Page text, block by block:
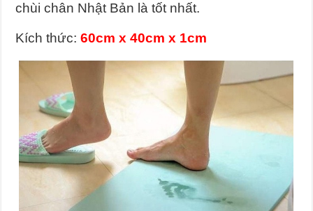
chùi chân Nhật Bản là tốt nhất.
Kích thức:60cm x 40cm x 1cm